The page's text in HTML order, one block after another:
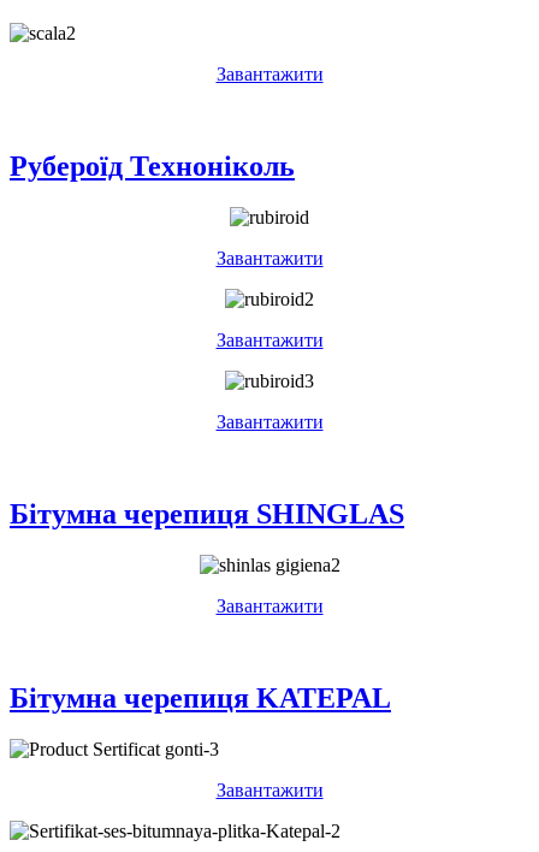
Завантажити
Рубероїд Техноніколь
Завантажити
Завантажити
Завантажити
Бітумна черепиця SHINGLAS
Завантажити
Бітумна черепиця KATEPAL
Завантажити